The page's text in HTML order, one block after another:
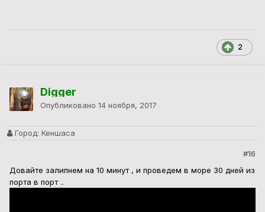
2
Digger
Опубликовано 14 ноября, 2017
Город: Кеншаса
#16
Довайте залипнем на 10 минут , и проведем в море 30 дней из
порта в порт ..